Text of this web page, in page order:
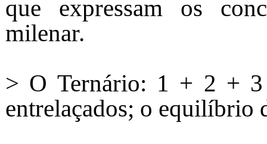
que expressam os
milenar.
> O Ternário: 1 + 2 +
entrelaçados; o equilíbrio